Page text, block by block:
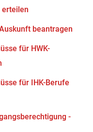
erteilen
beantragen
für HWK-
für IHK-Berufe
-